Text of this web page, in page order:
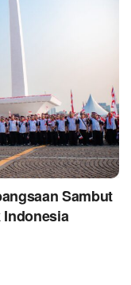
Sambut
Indonesia